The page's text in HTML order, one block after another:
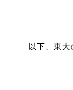
以下、東大